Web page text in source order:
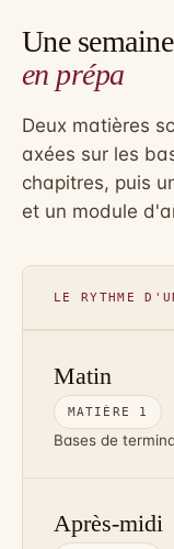
Une
en prépa
Deux matières
axées sur les
chapitres, puis
et un module
LE RYTHME
Matin
MATIÈRE 1
Bases de
Après-midi